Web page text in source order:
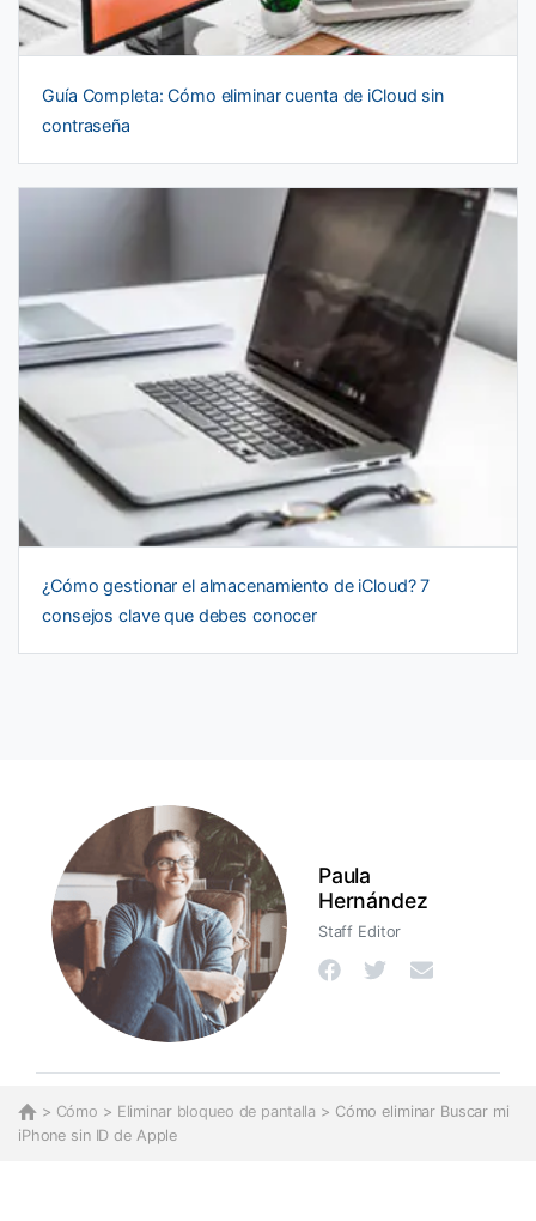
Guía Completa: Cómo eliminar cuenta de iCloud sin
contraseña
¿Cómo gestionar el almacenamiento de iCloud? 7
consejos clave que debes conocer
Paula
Hernández
Staff Editor
> Cómo > Eliminar bloqueo de pantalla > Cómo eliminar Buscar mi
iPhone sin ID de Apple